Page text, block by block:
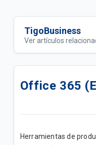
TigoBusiness
Ver artículos
Actualizamos su
Actualizamos su
Actualizamos su
Actualizamos su
Office 365
Herramientas de